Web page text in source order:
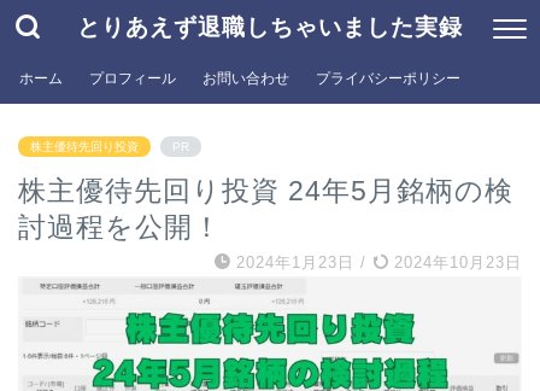
とりあえず退職しちゃいました実録
ホーム プロフィール お問い合わせ プライバシーポリシー
株主優待先回り投資 PR
株主優待先回り投資 24年5月銘柄の検
討過程を公開！
2024年1月23日 / 2024年10月23日